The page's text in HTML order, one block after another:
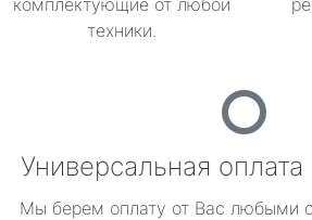
комплектующие от любой
техники.
Универсальная
Мы берем оплату от Вас любыми